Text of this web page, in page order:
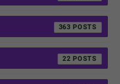
363
22